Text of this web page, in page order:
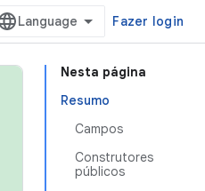
Fazer login
Nesta página
Resumo
Campos
Construtores
públicos